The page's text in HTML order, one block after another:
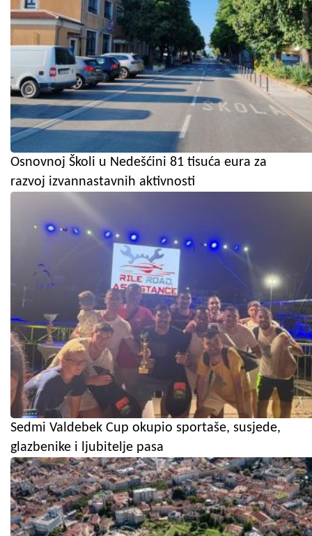
Osnovnoj Školi u Nedešćini 81 tisuća eura za
razvoj izvannastavnih aktivnosti
Sedmi Valdebek Cup okupio sportaše, susjede,
glazbenike i ljubitelje pasa